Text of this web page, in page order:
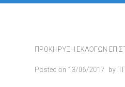
ΠΡΟΚΗΡΥΞΗ ΕΚΛΟΓΩΝ
Posted on 13/06/2017 by